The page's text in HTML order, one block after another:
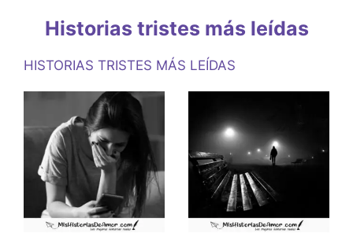
Historias tristes más leídas
HISTORIAS TRISTES MÁS LEÍDAS